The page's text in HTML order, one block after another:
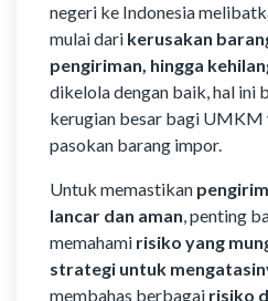
negeri ke Indonesia
mulai dari kerusakan
pengiriman, hingga
dikelola dengan baik, hal ini
kerugian besar bagi UMKM
pasokan barang impor.
Untuk memastikan
lancar dan aman, penting
memahami risiko yang
strategi untuk
membahas berbagai risiko